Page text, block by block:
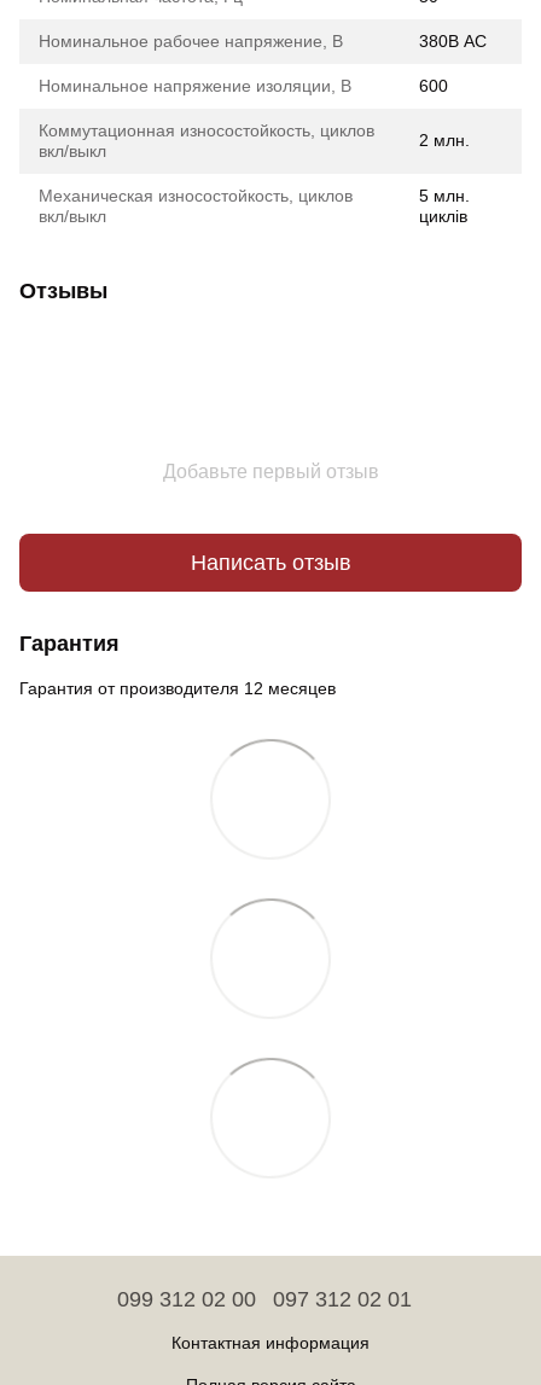
Номинальное рабочее напряжение, В 380В АС
Номинальное напряжение изоляции, В 600
Коммутационная износостойкость, циклов
вкл/выкл
2 млн.
Механическая износостойкость, циклов
вкл/выкл
5 млн.
циклів
Отзывы
Добавьте первый отзыв
Написать отзыв
Гарантия
Гарантия от производителя 12 месяцев
099 312 02 00 097 312 02 01
Контактная информация